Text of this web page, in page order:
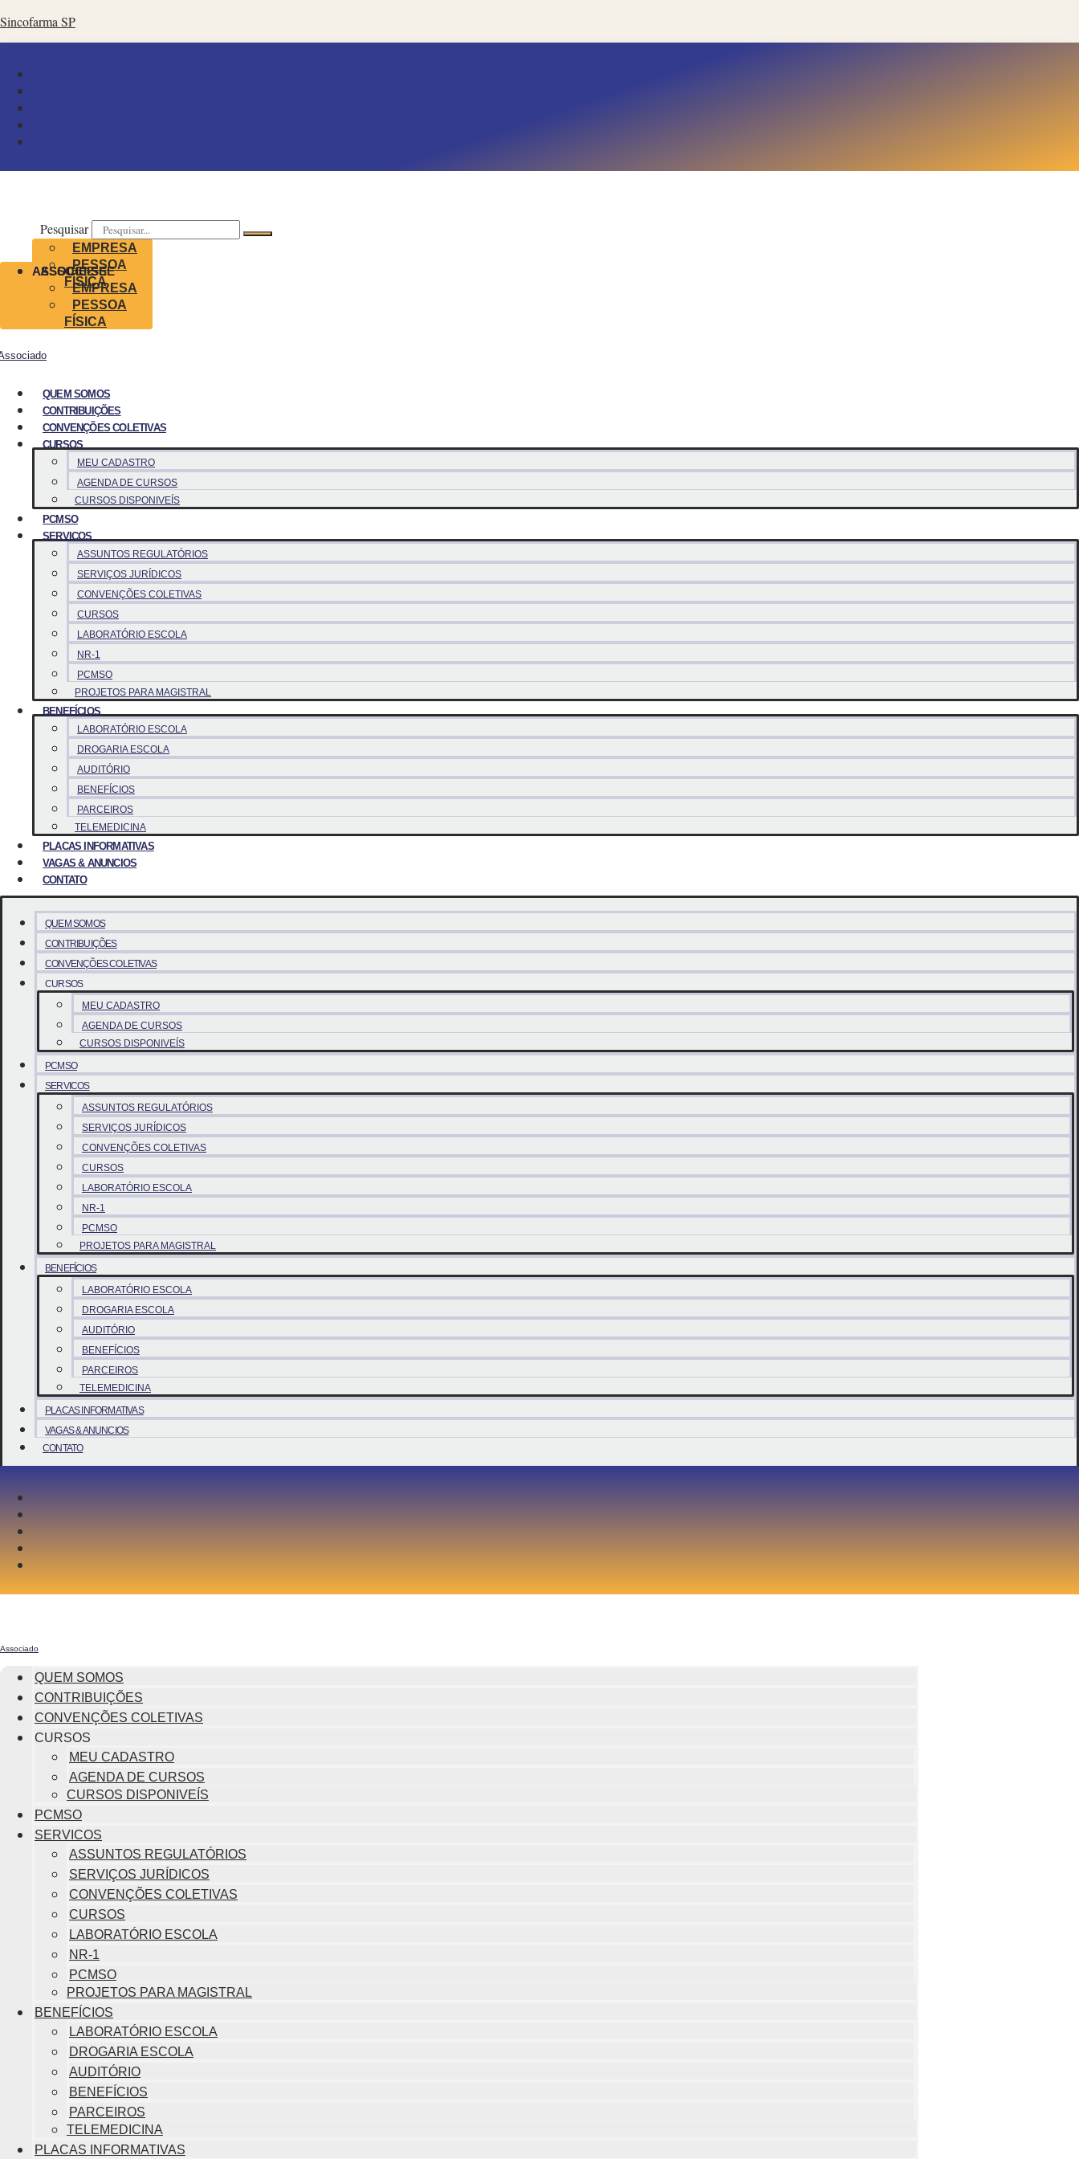
Sincofarma SP
Pesquisar
ASSOCIE-SE
EMPRESA
PESSOA
FÍSICA
ASSOCIE-SE
EMPRESA
PESSOA
FÍSICA
QUEM SOMOS
CONTRIBUIÇÕES
CONVENÇÕES COLETIVAS
CURSOS
MEU CADASTRO
AGENDA DE CURSOS
CURSOS DISPONIVEÍS
PCMSO
SERVICOS
ASSUNTOS REGULATÓRIOS
SERVIÇOS JURÍDICOS
CONVENÇÕES COLETIVAS
CURSOS
LABORATÓRIO ESCOLA
NR-1
PCMSO
PROJETOS PARA MAGISTRAL
BENEFÍCIOS
LABORATÓRIO ESCOLA
DROGARIA ESCOLA
AUDITÓRIO
BENEFÍCIOS
PARCEIROS
TELEMEDICINA
PLACAS INFORMATIVAS
VAGAS & ANUNCIOS
CONTATO
QUEM SOMOS
CONTRIBUIÇÕES
CONVENÇÕES COLETIVAS
CURSOS
MEU CADASTRO
AGENDA DE CURSOS
CURSOS DISPONIVEÍS
PCMSO
SERVICOS
ASSUNTOS REGULATÓRIOS
SERVIÇOS JURÍDICOS
CONVENÇÕES COLETIVAS
CURSOS
LABORATÓRIO ESCOLA
NR-1
PCMSO
PROJETOS PARA MAGISTRAL
BENEFÍCIOS
LABORATÓRIO ESCOLA
DROGARIA ESCOLA
AUDITÓRIO
BENEFÍCIOS
PARCEIROS
TELEMEDICINA
PLACAS INFORMATIVAS
VAGAS & ANUNCIOS
CONTATO
Associado
QUEM SOMOS
CONTRIBUIÇÕES
CONVENÇÕES COLETIVAS
CURSOS
MEU CADASTRO
AGENDA DE CURSOS
CURSOS DISPONIVEÍS
PCMSO
SERVICOS
ASSUNTOS REGULATÓRIOS
SERVIÇOS JURÍDICOS
CONVENÇÕES COLETIVAS
CURSOS
LABORATÓRIO ESCOLA
NR-1
PCMSO
PROJETOS PARA MAGISTRAL
BENEFÍCIOS
LABORATÓRIO ESCOLA
DROGARIA ESCOLA
AUDITÓRIO
BENEFÍCIOS
PARCEIROS
TELEMEDICINA
PLACAS INFORMATIVAS